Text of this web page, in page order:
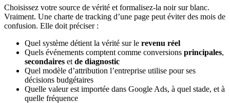
Choisissez votre source de vérité et formalisez-la noir sur blanc.
Vraiment. Une charte de tracking d’une page peut éviter des mois de
confusion. Elle doit préciser :
Quel système détient la vérité sur le revenu réel
Quels événements comptent comme conversions principales,
secondaires et de diagnostic
Quel modèle d’attribution l’entreprise utilise pour ses
décisions budgétaires
Quelle valeur est importée dans Google Ads, à quel stade, et à
quelle fréquence